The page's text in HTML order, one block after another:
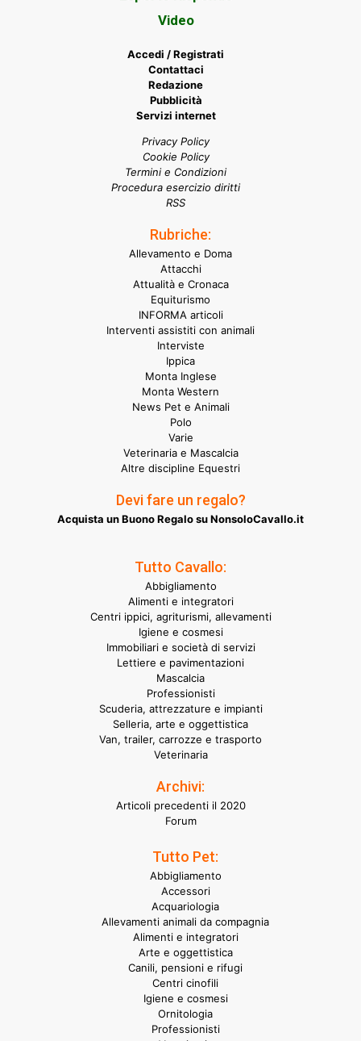
Video
Accedi / Registrati
Contattaci
Redazione
Pubblicità
Servizi internet
Privacy Policy
Cookie Policy
Termini e Condizioni
Procedura esercizio diritti
RSS
Rubriche:
Allevamento e Doma
Attacchi
Attualità e Cronaca
Equiturismo
INFORMA articoli
Interventi assistiti con animali
Interviste
Ippica
Monta Inglese
Monta Western
News Pet e Animali
Polo
Varie
Veterinaria e Mascalcia
Altre discipline Equestri
Devi fare un regalo?
Acquista un Buono Regalo su NonsoloCavallo.it
Tutto Cavallo:
Abbigliamento
Alimenti e integratori
Centri ippici, agriturismi, allevamenti
Igiene e cosmesi
Immobiliari e società di servizi
Lettiere e pavimentazioni
Mascalcia
Professionisti
Scuderia, attrezzature e impianti
Selleria, arte e oggettistica
Van, trailer, carrozze e trasporto
Veterinaria
Archivi:
Articoli precedenti il 2020
Forum
Tutto Pet:
Abbigliamento
Accessori
Acquariologia
Allevamenti animali da compagnia
Alimenti e integratori
Arte e oggettistica
Canili, pensioni e rifugi
Centri cinofili
Igiene e cosmesi
Ornitologia
Professionisti